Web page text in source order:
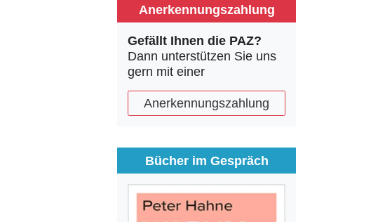
Anerkennungszahlung
Gefällt Ihnen die PAZ?
Dann unterstützen Sie uns
gern mit einer
Anerkennungszahlung
Bücher im Gespräch